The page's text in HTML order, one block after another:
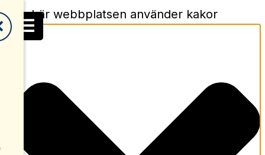
Den här webbplatsen använder kakor
☰